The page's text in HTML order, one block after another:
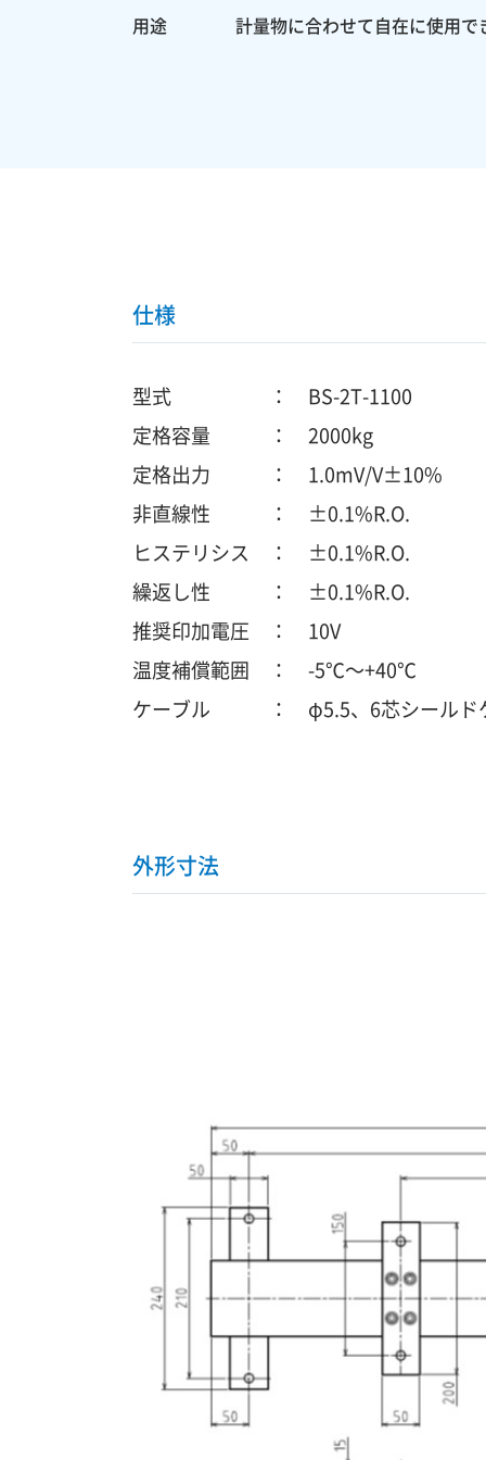
用途 計量物に合わせて自在に使用で
仕様
型式 ： BS-2T-1100
定格容量 ： 2000kg
定格出力 ： 1.0mV/V±10%
非直線性 ： ±0.1%R.O.
ヒステリシス ： ±0.1%R.O.
繰返し性 ： ±0.1%R.O.
推奨印加電圧 ： 10V
温度補償範囲 ： -5℃～+40℃
ケーブル ： φ5.5、6芯シールド
外形寸法